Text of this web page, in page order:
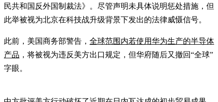
民共和国反外国制裁法》。尽管声明未具体说明惩处措施，但
此举被视为北京在科技战升级背景下发出的法律威慑信号。
此前，美国商务部警告， 全球范围内若使用华为生产的半导体
产品 ，将被视为违反美方出口规定，但华府随后又撤回“全球”
字眼。